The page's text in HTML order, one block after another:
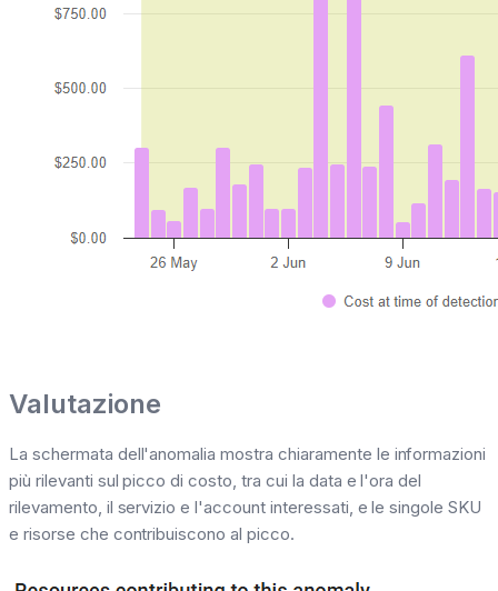
Valutazione
La schermata dell'anomalia mostra chiaramente le informazioni
più rilevanti sul picco di costo, tra cui la data e l'ora del
rilevamento, il servizio e l'account interessati, e le singole SKU
e risorse che contribuiscono al picco.